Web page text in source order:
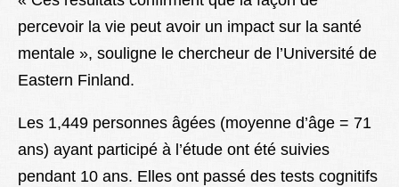
percevoir la vie peut avoir un impact sur la santé
mentale », souligne le chercheur de l’Université de
Eastern Finland.
Les 1,449 personnes âgées (moyenne d’âge = 71
ans) ayant participé à l’étude ont été suivies
pendant 10 ans. Elles ont passé des tests cognitifs